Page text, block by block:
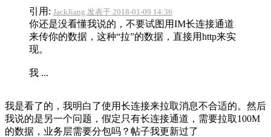
引用: JackJiang 发表于 2018-01-09 14:36
你还是没看懂我说的，不要试图用IM长连接通道
来传你的数据，这种“拉”的数据，直接用http来实
现。
我 ...
我是看了的，我明白了使用长连接来拉取消息不合适的。然后
我说的是另一个问题，假定只有长连接通道，需要拉取100M
的数据，业务层需要分包吗？帖子我更新过了